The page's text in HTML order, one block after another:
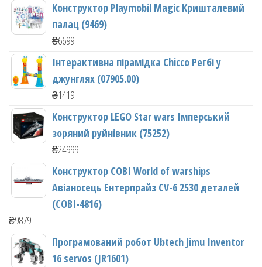
Конструктор Playmobil Magic Кришталевий
палац (9469)
₴6699
Інтерактивна пірамідка Chicco Регбі у
джунглях (07905.00)
₴1419
Конструктор LEGO Star wars Імперський
зоряний руйнівник (75252)
₴24999
Конструктор COBI World of warships
Авіаносець Ентерпрайз CV-6 2530 деталей
(COBI-4816)
₴9879
Програмований робот Ubtech Jimu Inventor
16 servos (JR1601)